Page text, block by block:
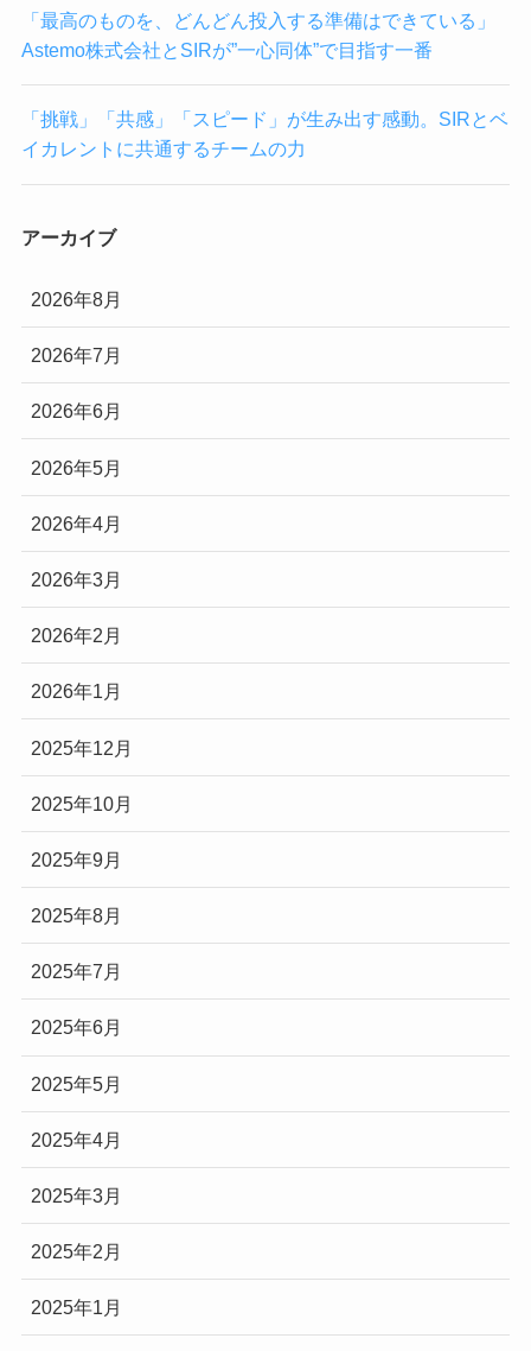
「最高のものを、どんどん投入する準備はできている」
Astemo株式会社とSIRが”一心同体”で目指す一番
「挑戦」「共感」「スピード」が生み出す感動。SIRとベ
イカレントに共通するチームの力
アーカイブ
2026年8月
2026年7月
2026年6月
2026年5月
2026年4月
2026年3月
2026年2月
2026年1月
2025年12月
2025年10月
2025年9月
2025年8月
2025年7月
2025年6月
2025年5月
2025年4月
2025年3月
2025年2月
2025年1月